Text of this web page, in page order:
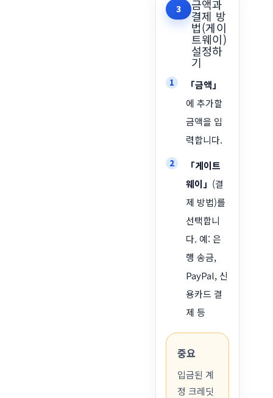
3 금액과
결제 방
법(게이
트웨이)
설정하
기
「금액」
에 추가할
금액을 입
력합니다.
「게이트
웨이」 (결
제 방법)를
선택합니
다. 예: 은
행 송금,
PayPal, 신
용카드 결
제 등
중요
입금된 계
정 크레딧